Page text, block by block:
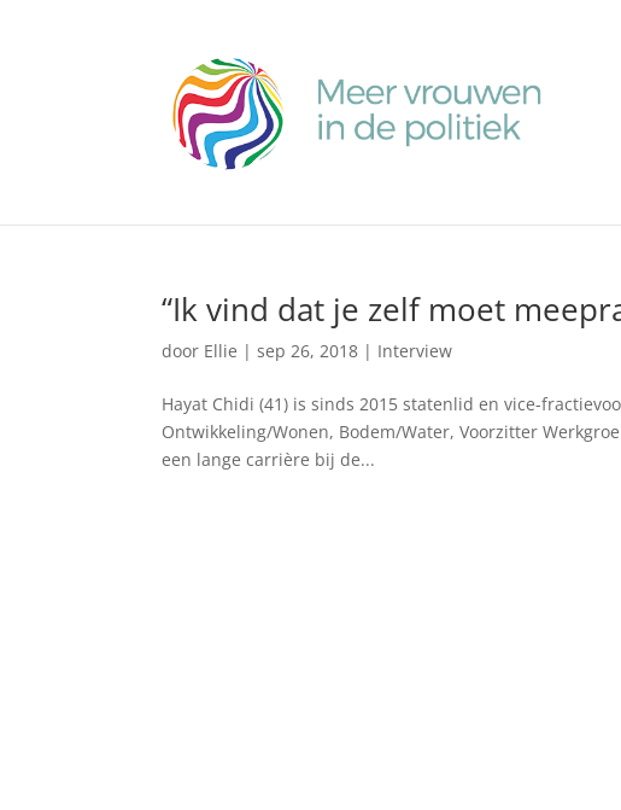
“Ik vind dat je zelf moet
door Ellie |sep 26, 2018 | Interview
Hayat Chidi (41) is sinds 2015 statenlid en vice-
Ontwikkeling/Wonen, Bodem/Water, Voorzitter
een lange carrière bij de...